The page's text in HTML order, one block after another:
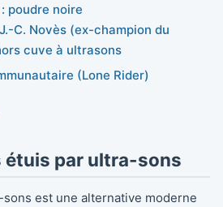
poudre noire
C. Novès (ex-champion du
cuve à ultrasons
(Lone Rider)
étuis par ultra-sons
est une alternative moderne